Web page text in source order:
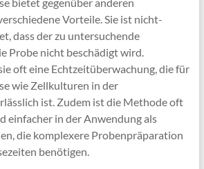
Vorteile. Sie ist nicht-
dass der zu untersuchende
Probe nicht beschädigt wird.
oft eine Echtzeitüberwachung, die für
wie Zellkulturen in der
ist. Zudem ist die Methode oft
einfacher in der Anwendung als
die komplexere Probenpräparation
benötigen.